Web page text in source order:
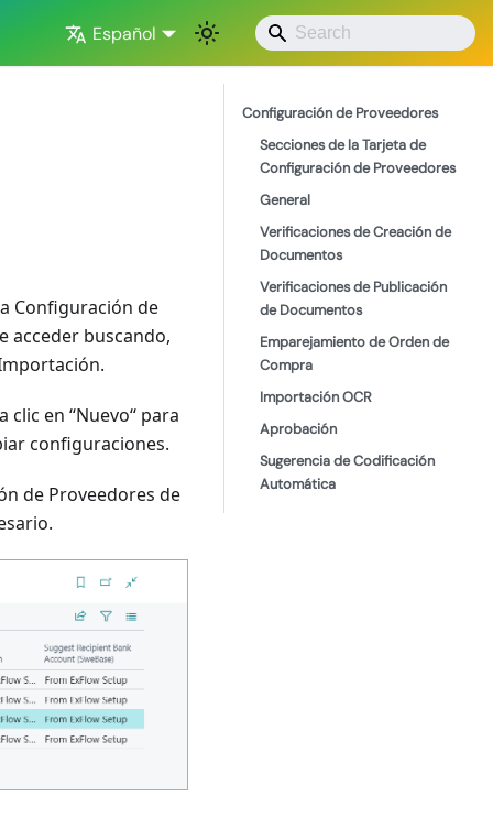
Español
Configuración de
acceder buscando,
en ‘‘Nuevo‘‘ para
configuraciones.
de Proveedores de
Configuración de Proveedores
Secciones de la Tarjeta de
Configuración de Proveedores
General
Verificaciones de Creación de
Documentos
Verificaciones de Publicación
de Documentos
Emparejamiento de Orden de
Compra
Importación OCR
Aprobación
Sugerencia de Codificación
Automática